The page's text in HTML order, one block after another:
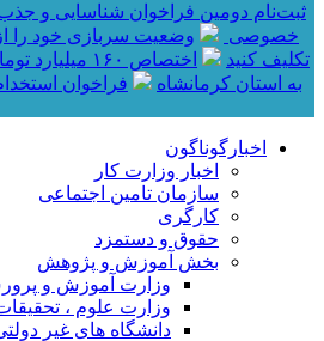
ثبت‌نام دومین فراخوان شناسایی و
خصوصی
وضعیت سربازی خود را
تکلیف کنید
اختصاص ۱۶۰
به استان کرمانشاه
فراخوان
اخبارگوناگون
اخبار وزارت کار
سازمان تامین اجتماعی
کارگری
حقوق و دستمزد
بخش آموزش و پژوهش
وزارت آموزش و
وزارت علوم ،
دانشگاه های غیر